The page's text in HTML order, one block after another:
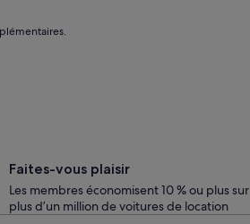
Faites-vous plaisir
Les membres économisent 10 % ou plus sur
plus d’un million de voitures de location